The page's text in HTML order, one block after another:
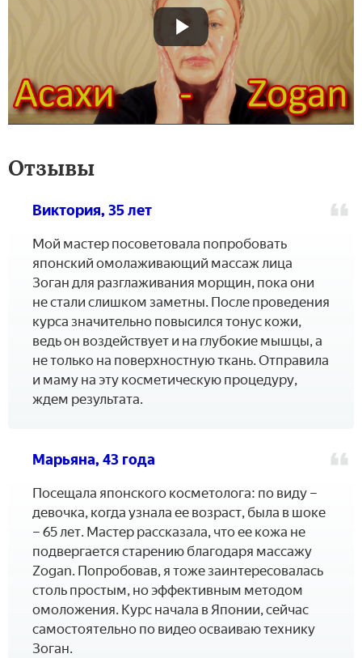
Отзывы
Виктория, 35 лет
Мой мастер посоветовала попробовать
японский омолаживающий массаж лица
Зоган для разглаживания морщин, пока они
не стали слишком заметны. После проведения
курса значительно повысился тонус кожи,
ведь он воздействует и на глубокие мышцы, а
не только на поверхностную ткань. Отправила
и маму на эту косметическую процедуру,
ждем результата.
Марьяна, 43 года
Посещала японского косметолога: по виду –
девочка, когда узнала ее возраст, была в шоке
– 65 лет. Мастер рассказала, что ее кожа не
подвергается старению благодаря массажу
Zogan. Попробовав, я тоже заинтересовалась
столь простым, но эффективным методом
омоложения. Курс начала в Японии, сейчас
самостоятельно по видео осваиваю технику
Зоган.